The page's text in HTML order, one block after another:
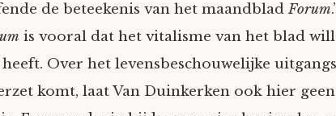
de beteekenis van het maandbladForum
is vooral dat het vitalisme van het blad
heeft. Over het levensbeschouwelijke
komt, laat Van Duinkerken ook hier